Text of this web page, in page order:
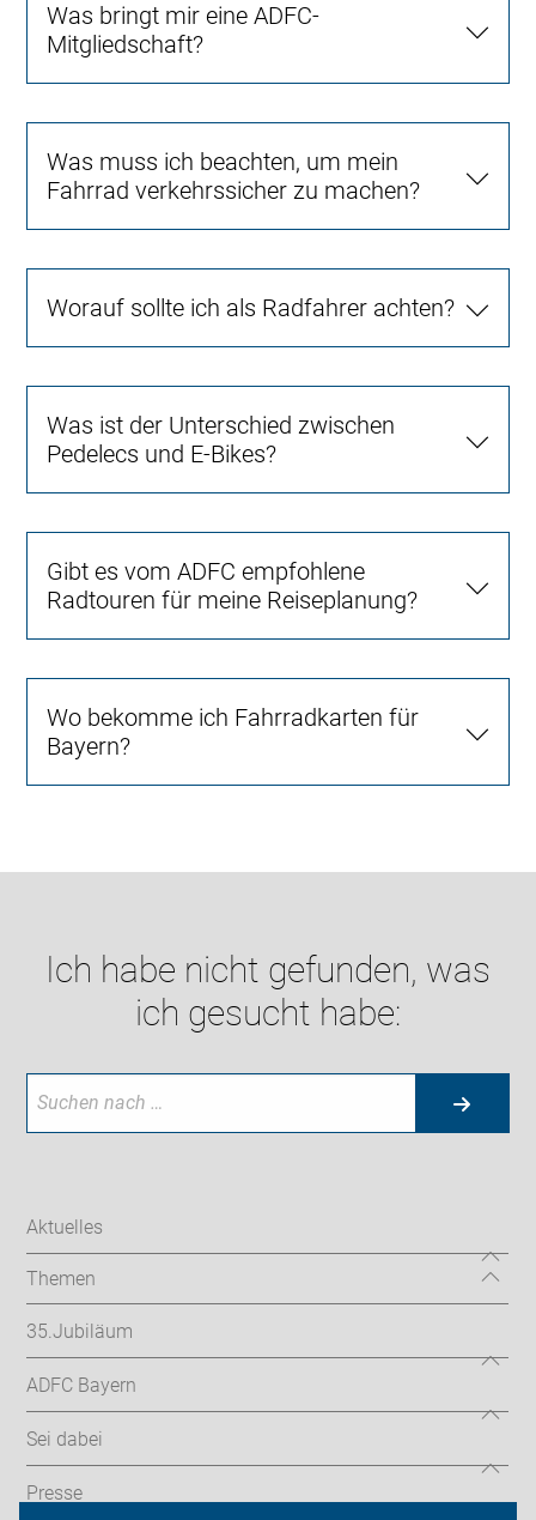
Was bringt mir eine ADFC-
Mitgliedschaft?
Was muss ich beachten, um mein
Fahrrad verkehrssicher zu machen?
Worauf sollte ich als Radfahrer achten?
Was ist der Unterschied zwischen
Pedelecs und E-Bikes?
Gibt es vom ADFC empfohlene
Radtouren für meine Reiseplanung?
Wo bekomme ich Fahrradkarten für
Bayern?
Ich habe nicht gefunden, was
ich gesucht habe:
Aktuelles
Themen
35.Jubiläum
ADFC Bayern
Sei dabei
Presse